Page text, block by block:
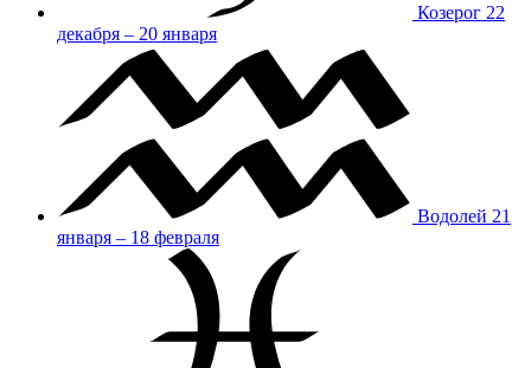
Козерог 22
декабря – 20 января
Водолей 21
января – 18 февраля